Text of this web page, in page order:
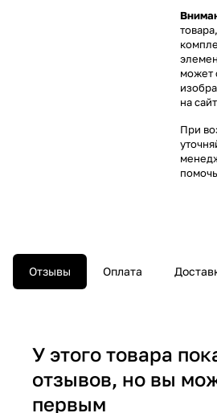
может
на
При
Отзывы Оплата
У этого товара
отзывов, но вы
первым